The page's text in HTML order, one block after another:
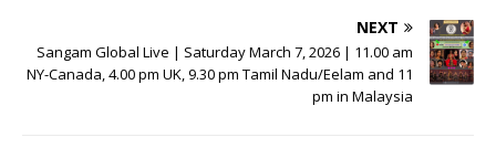
NEXT
Sangam Global Live | Saturday March 7, 2026 | 11.00 am
NY-Canada, 4.00 pm UK, 9.30 pm Tamil Nadu/Eelam and 11
pm in Malaysia